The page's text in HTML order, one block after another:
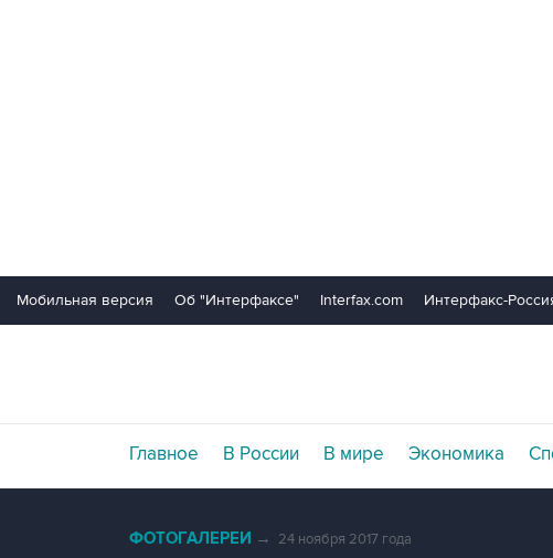
Мобильная версия Об "Интерфаксе" Interfax.com Интерфакс-
Главное В России В мире Экономика
ФОТОГАЛЕРЕИ → 24 ноября 2017 года